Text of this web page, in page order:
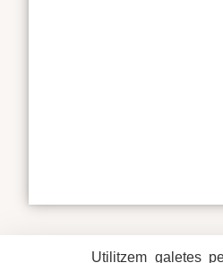
Utilitzem galetes